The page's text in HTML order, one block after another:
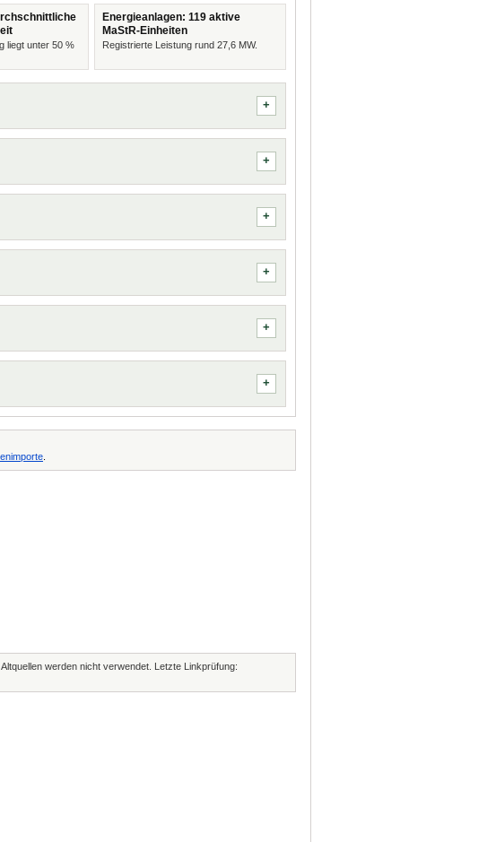
liegt unter 50 %
Energieanlagen: 119 aktive
MaStR-Einheiten
Registrierte Leistung rund 27,6 MW.
werden nicht verwendet. Letzte Linkprüfung: